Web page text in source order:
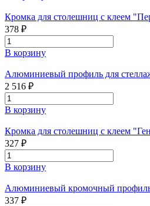
Кромка для столешниц с клеем
378 ₽
В корзину
Алюминиевый профиль для
2 516 ₽
В корзину
Кромка для столешниц с клеем
327 ₽
В корзину
Алюминиевый кромочный
337 ₽